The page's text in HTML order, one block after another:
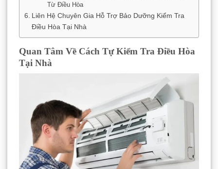
Từ Điều Hòa
Liên Hệ Chuyên Gia Hỗ Trợ Bảo Dưỡng Kiểm Tra
Điều Hòa Tại Nhà
Quan Tâm Về Cách Tự Kiểm Tra Điều Hòa
Tại Nhà